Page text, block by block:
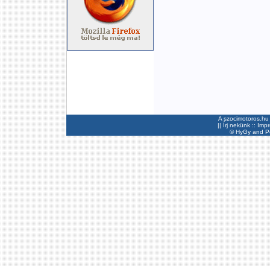
A
|| Írj nekünk ::
©HyGyand